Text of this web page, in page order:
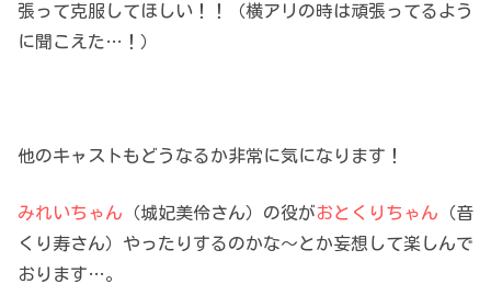
張って克服してほしい！！（横アリの時は頑張ってるよう
に聞こえた…！）
他のキャストもどうなるか非常に気になります！
みれいちゃん （城妃美伶さん）の役がおとくりちゃん （音
くり寿さん）やったりするのかな～とか妄想して楽しんで
おります…。